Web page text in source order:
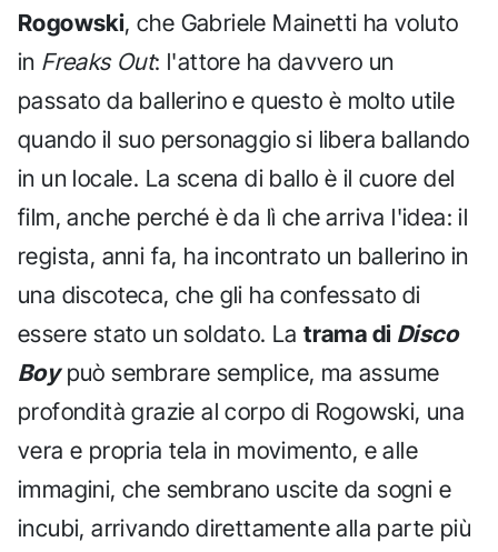
Rogowski, che Gabriele Mainetti ha voluto
in Freaks Out: l'attore ha davvero un
passato da ballerino e questo è molto utile
quando il suo personaggio si libera ballando
in un locale. La scena di ballo è il cuore del
film, anche perché è da lì che arriva l'idea: il
regista, anni fa, ha incontrato un ballerino in
una discoteca, che gli ha confessato di
essere stato un soldato. Latrama di Disco
Boypuò sembrare semplice, ma assume
profondità grazie al corpo di Rogowski, una
vera e propria tela in movimento, e alle
immagini, che sembrano uscite da sogni e
incubi, arrivando direttamente alla parte più